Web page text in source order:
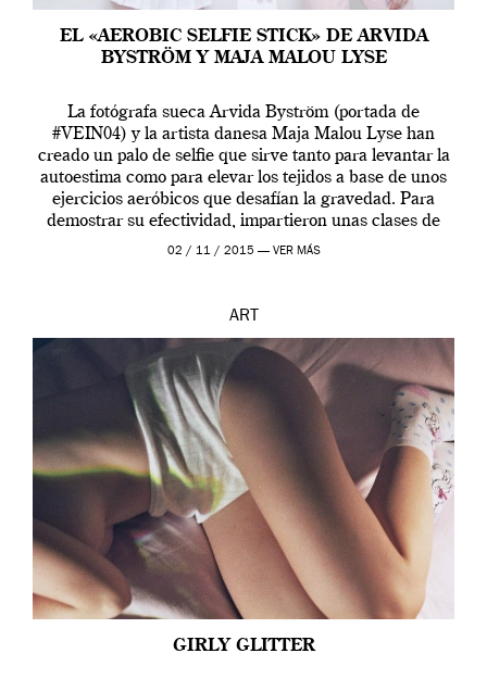
EL «AEROBIC SELFIE STICK» DE ARVIDA
BYSTRÖM Y MAJA MALOU LYSE
La fotógrafa sueca Arvida Byström (portada de
#VEIN04) y la artista danesa Maja Malou Lyse han
creado un palo de selfie que sirve tanto para levantar la
autoestima como para elevar los tejidos a base de unos
ejercicios aeróbicos que desafían la gravedad. Para
demostrar su efectividad, impartieron unas clases de
prueba en el Tate […]
02 / 11 / 2015 — VER MÁS
ART
GIRLY GLITTER